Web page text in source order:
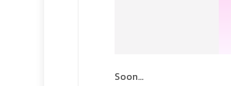
Soon…